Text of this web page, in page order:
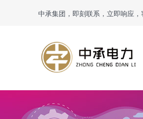
中承集团，即刻联系，立即响应